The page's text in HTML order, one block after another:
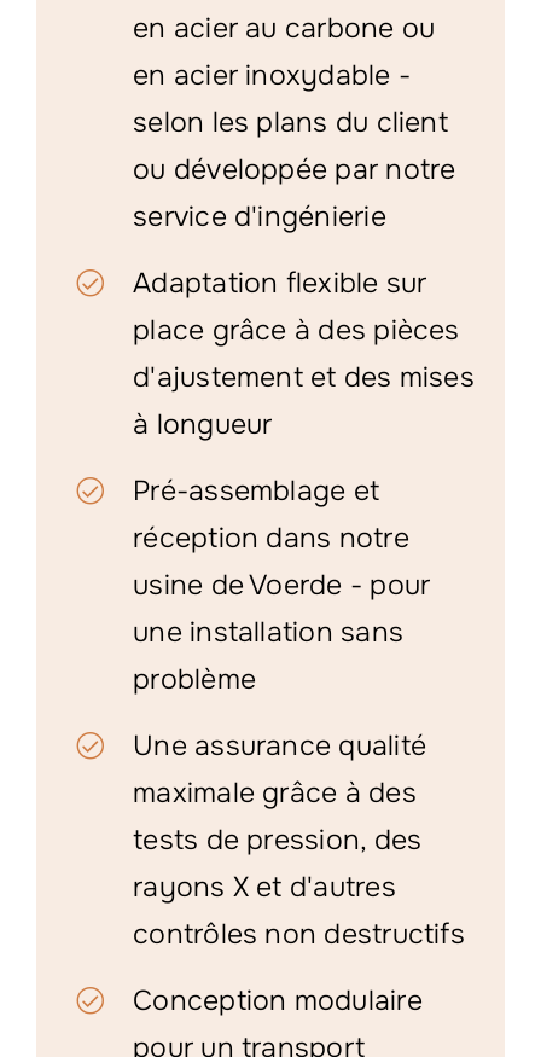
en acier au carbone ou
en acier inoxydable -
selon les plans du client
ou développée par notre
service d'ingénierie
Adaptation flexible sur
place grâce à des pièces
d'ajustement et des mises
à longueur
Pré-assemblage et
réception dans notre
usine de Voerde - pour
une installation sans
problème
Une assurance qualité
maximale grâce à des
tests de pression, des
rayons X et d'autres
contrôles non destructifs
Conception modulaire
pour un transport